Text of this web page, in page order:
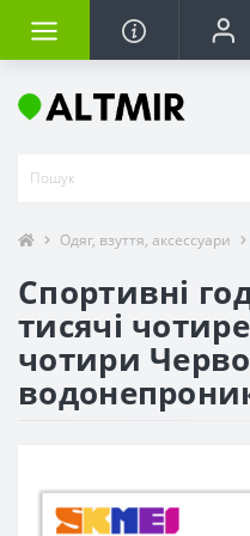
Одяг, взуття, аксессуари
Спортивні
тисячі
чотири